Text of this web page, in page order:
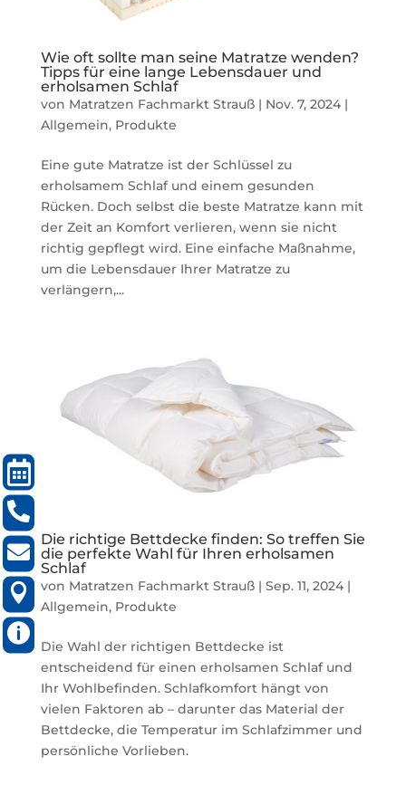
Wie oft sollte man seine Matratze wenden?
Tipps für eine lange Lebensdauer und
erholsamen Schlaf
von Matratzen Fachmarkt Strauß| Nov. 7, 2024|
Allgemein, Produkte
Eine gute Matratze ist der Schlüssel zu
erholsamem Schlaf und einem gesunden
Rücken. Doch selbst die beste Matratze kann mit
der Zeit an Komfort verlieren, wenn sie nicht
richtig gepflegt wird. Eine einfache Maßnahme,
um die Lebensdauer Ihrer Matratze zu
verlängern,...
Die richtige Bettdecke finden: So treffen Sie
die perfekte Wahl für Ihren erholsamen
Schlaf
von Matratzen Fachmarkt Strauß| Sep. 11, 2024|
Allgemein, Produkte
Die Wahl der richtigen Bettdecke ist
entscheidend für einen erholsamen Schlaf und
Ihr Wohlbefinden. Schlafkomfort hängt von
vielen Faktoren ab – darunter das Material der
Bettdecke, die Temperatur im Schlafzimmer und
persönliche Vorlieben.


/
963158

SERVICE@MATRATZEN-
STRAUSS.DE

SCHAFHOHLE
6
NORDHEIM

DO:
–
18.00
UHR
FR:
09.00
13.00,